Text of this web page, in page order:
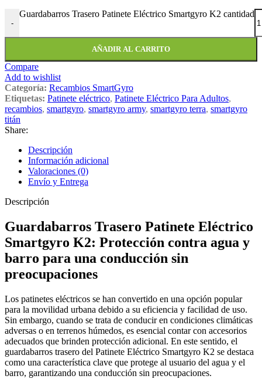
-
Guardabarros Trasero Patinete Eléctrico Smartgyro K2 cantidad
AÑADIR AL CARRITO
Compare
Add to wishlist
Categoría: Recambios SmartGyro
Etiquetas: Patinete eléctrico, Patinete Eléctrico Para Adultos,
recambios, smartgyro, smartgyro army, smartgyro terra, smartgyro
titán
Share:
Descripción
Información adicional
Valoraciones (0)
Envío y Entrega
Descripción
Guardabarros Trasero Patinete Eléctrico
Smartgyro K2: Protección contra agua y
barro para una conducción sin
preocupaciones
Los patinetes eléctricos se han convertido en una opción popular
para la movilidad urbana debido a su eficiencia y facilidad de uso.
Sin embargo, cuando se trata de conducir en condiciones climáticas
adversas o en terrenos húmedos, es esencial contar con accesorios
adecuados que brinden protección adicional. En este sentido, el
guardabarros trasero del Patinete Eléctrico Smartgyro K2 se destaca
como una característica clave que protege al usuario del agua y el
barro, garantizando una conducción sin preocupaciones.